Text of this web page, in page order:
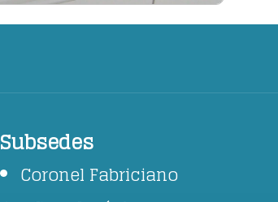
Subsedes
Coronel Fabriciano